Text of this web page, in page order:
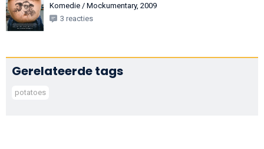
Komedie / Mockumentary, 2009
3 reacties
Gerelateerde tags
potatoes